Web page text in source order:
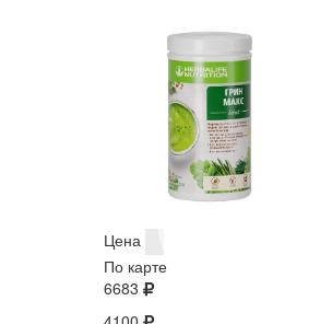
Цена
По карте
6683